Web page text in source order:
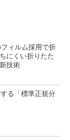
ィルム採用で折
にくい折りたた
技術
る「標準正規分